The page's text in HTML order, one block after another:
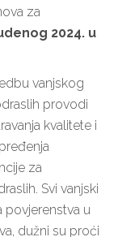
za
2024. u
vanjskog
provodi
kvalitete i
za
Svi vanjski
povjerenstva u
dužni su proći